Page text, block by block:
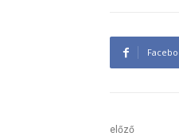
előző